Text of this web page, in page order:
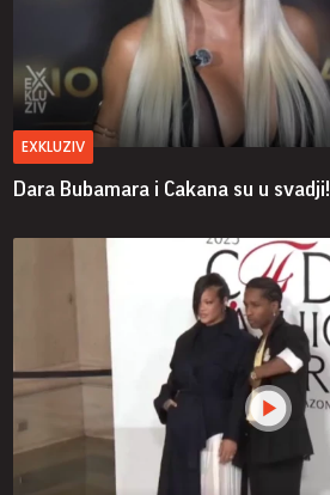
EXKLUZIV
Dara Bubamara i Cakana su u svadji!